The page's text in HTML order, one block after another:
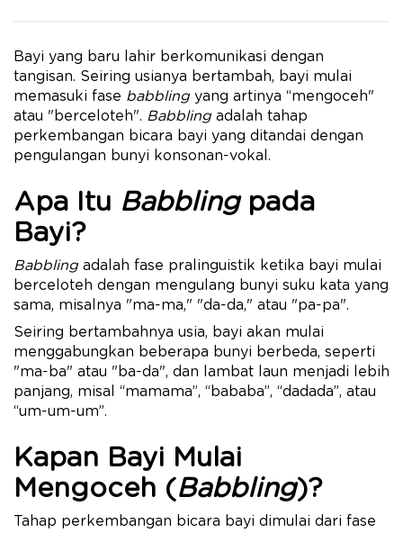
Bayi yang baru lahir berkomunikasi dengan
tangisan. Seiring usianya bertambah, bayi mulai
memasuki fase babblingyang artinya “mengoceh"
atau "berceloteh". Babblingadalah tahap
perkembangan bicara bayi yang ditandai dengan
pengulangan bunyi konsonan-vokal.
Apa Itu Babblingpada
Bayi?
Babblingadalah fase pralinguistik ketika bayi mulai
berceloteh dengan mengulang bunyi suku kata yang
sama, misalnya "ma-ma," "da-da," atau "pa-pa".
Seiring bertambahnya usia, bayi akan mulai
menggabungkan beberapa bunyi berbeda, seperti
"ma-ba" atau "ba-da", dan lambat laun menjadi lebih
panjang, misal “mamama”, “bababa”, “dadada”, atau
“um-um-um”.
Kapan Bayi Mulai
Mengoceh (Babbling)?
Tahap perkembangan bicara bayi dimulai dari fase